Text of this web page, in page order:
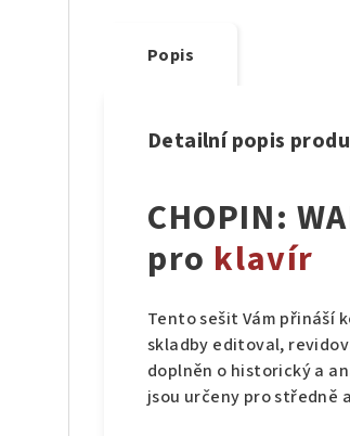
Popis
Detailní popis
CHOPIN:
pro klavír
Tento sešit Vám přináší
skladby editoval,
doplněn o historický a
jsou určeny pro středně